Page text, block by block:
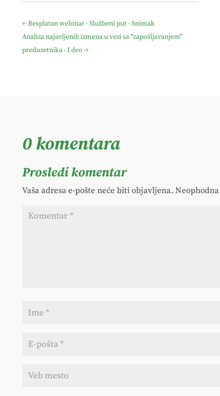
←Besplatan webinar - Službeni put - Snimak
Analiza najavljenih izmena u vezi sa "zapošljavanjem"
preduzetnika - I deo →
0 komentara
Prosledi komentar
Vaša adresa e-pošte neće biti objavljena.